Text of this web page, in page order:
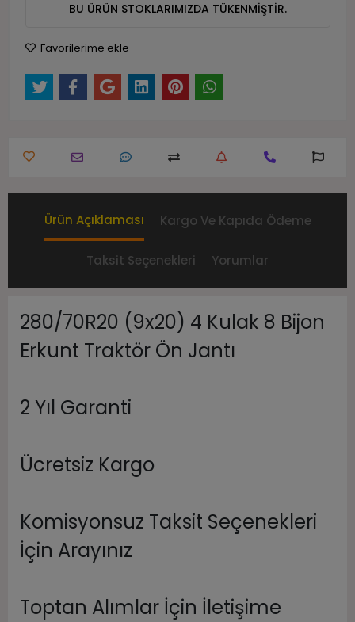
BU ÜRÜN STOKLARIMIZDA TÜKENMİŞTİR.
Favorilerime ekle
Ürün Açıklaması Kargo Ve Kapıda Ödeme
Taksit Seçenekleri Yorumlar
280/70R20 (9x20) 4 Kulak 8 Bijon
Erkunt Traktör Ön Jantı
2 Yıl Garanti
Ücretsiz Kargo
Komisyonsuz Taksit Seçenekleri
İçin Arayınız
Toptan Alımlar İçin İletişime